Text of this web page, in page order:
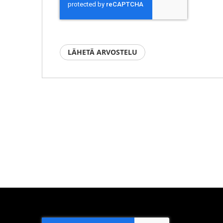
LÄHETÄ ARVOSTELU